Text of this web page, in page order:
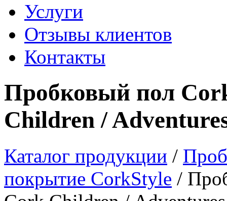
Услуги
Отзывы клиентов
Контакты
Пробковый пол
Children /
Каталог продукции /
покрытие CorkStyle /